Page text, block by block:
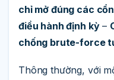
chỉ mở đúng các
điều hành định kỳ–
chống brute-force
Thông thường, với